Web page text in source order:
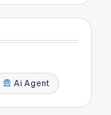
Ai Agent